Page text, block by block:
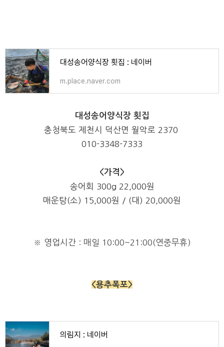
대성송어양식장 횟집 : 네이버
m.place.naver.com
대성송어양식장 횟집
충청북도 제천시 덕산면 월악로 2370
010-3348-7333
<가격>
송어회 300g 22,000원
매운탕(소) 15,000원 / (대) 20,000원
※ 영업시간 : 매일 10:00~21:00(연중무휴)
<용추폭포>
의림지 : 네이버